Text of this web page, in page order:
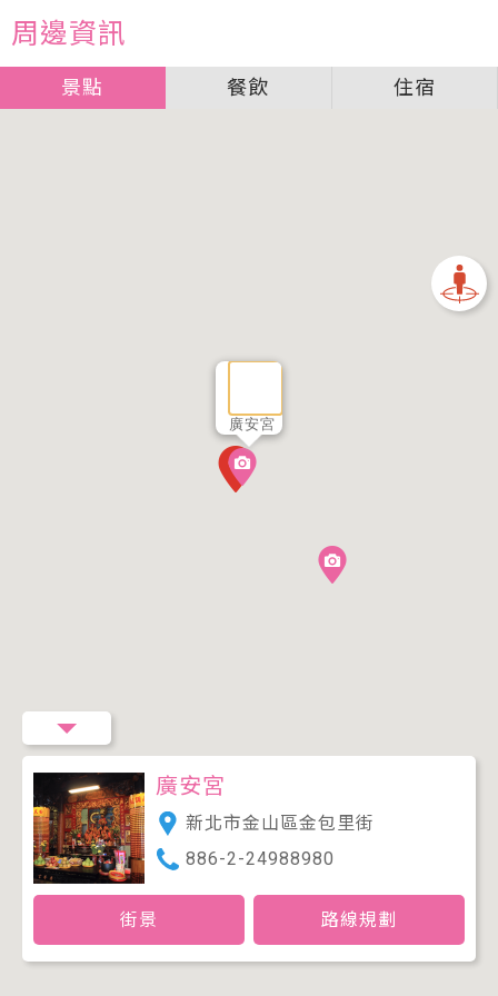
廣安宮
周邊資訊
景點 餐飲 住宿
廣安宮
新北市金山區金包里街
886-2-24988980
街景 路線規劃